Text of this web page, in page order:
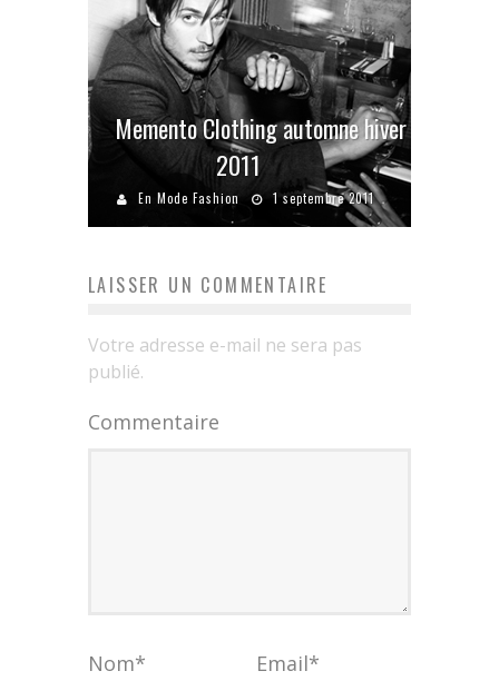
Memento Clothing automne hiver
2011
En Mode Fashion 1 septembre 2011
LAISSER UN COMMENTAIRE
Votre adresse e-mail ne sera pas
publié.
Commentaire
Nom* Email*